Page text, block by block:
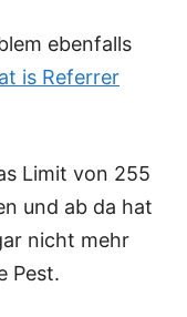
ebenfalls
is Referrer
Limit von 255
und ab da hat
nicht mehr
Pest.